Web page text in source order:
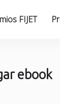
FIJET
ebook